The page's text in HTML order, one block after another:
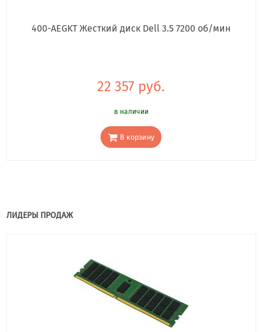
400-AEGKT Жесткий диск Dell 3.5 7200 об/мин
22 357 руб.
в наличии
В корзину
ЛИДЕРЫ ПРОДАЖ